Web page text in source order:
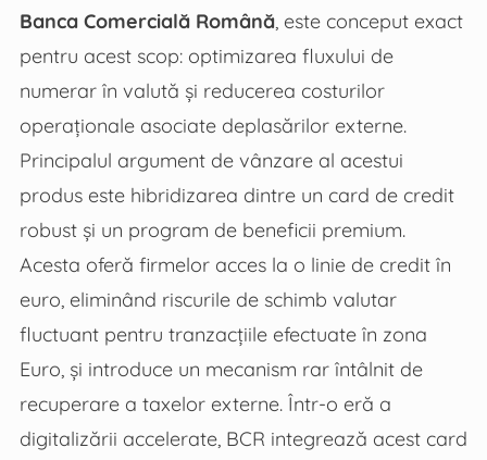
Banca Comercială Română, este conceput exact
pentru acest scop: optimizarea fluxului de
numerar în valută și reducerea costurilor
operaționale asociate deplasărilor externe.
Principalul argument de vânzare al acestui
produs este hibridizarea dintre un card de credit
robust și un program de beneficii premium.
Acesta oferă firmelor acces la o linie de credit în
euro, eliminând riscurile de schimb valutar
fluctuant pentru tranzacțiile efectuate în zona
Euro, și introduce un mecanism rar întâlnit de
recuperare a taxelor externe. Într-o eră a
digitalizării accelerate, BCR integrează acest card